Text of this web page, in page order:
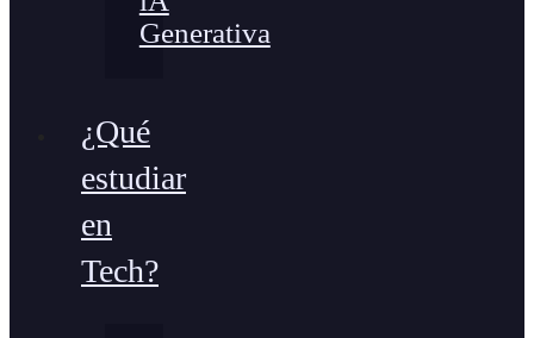
Generativa
¿Qué
estudiar
en
Tech?